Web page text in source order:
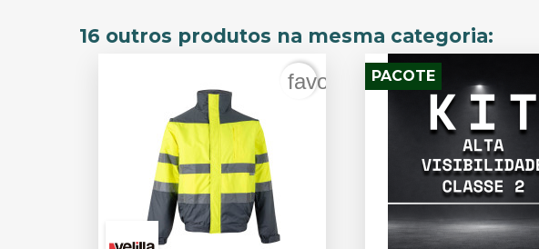
16 outros produtos na mesma categoria:
favorite_border
PACOTE